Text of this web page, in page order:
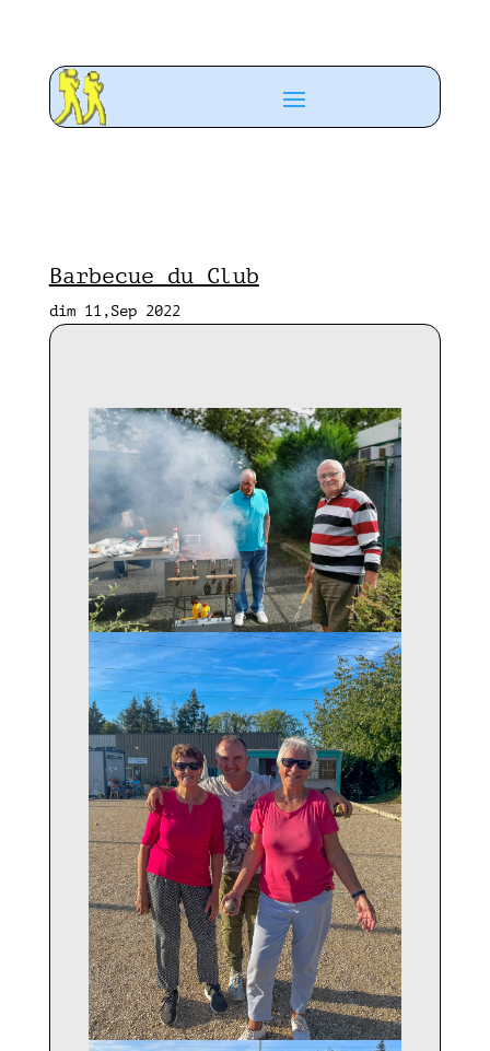
Barbecue du Club
dim 11,Sep 2022